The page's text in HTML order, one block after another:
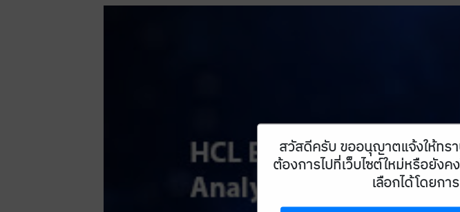
สวัสดีครับ ขออนุญาตแจ้งให้ทร
ต้องการไปที่เว็บไซต์ใหม่หรือยังค
เลือกได้โดยกา